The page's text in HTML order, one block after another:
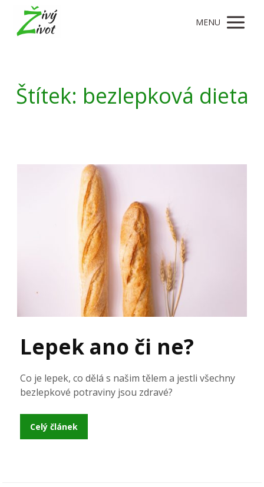
MENU
Štítek: bezlepková dieta
Lepek ano či ne?
Co je lepek, co dělá s našim tělem a jestli všechny
bezlepkové potraviny jsou zdravé?
Celý článek